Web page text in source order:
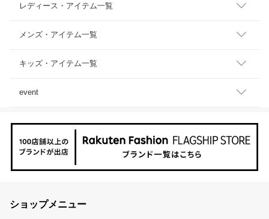
レディース・アイテム一覧
メンズ・アイテム一覧
キッズ・アイテム一覧
event
ショップメニュー